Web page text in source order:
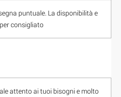
puntuale. La disponibilità e
consigliato
attento ai tuoi bisogni e molto